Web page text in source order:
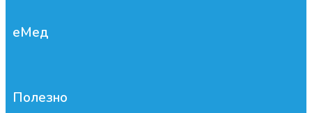
еМед
Полезно